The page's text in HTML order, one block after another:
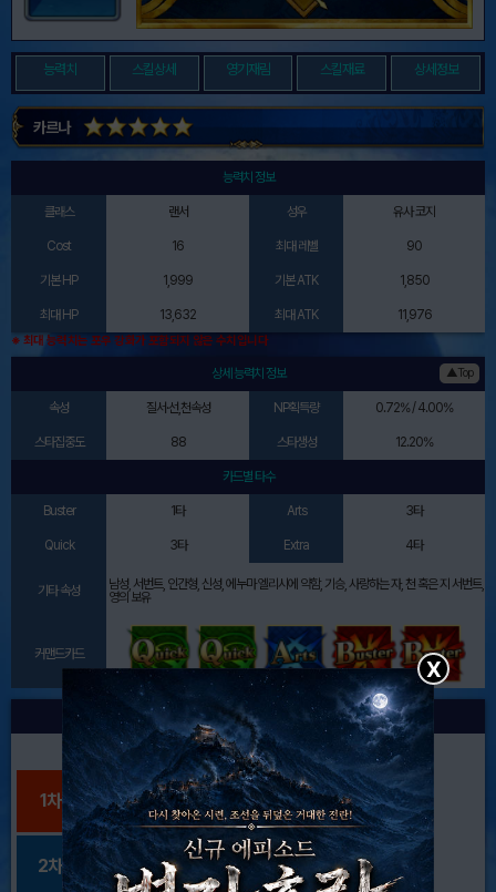
능력치 스킬상세 영기재림 스킬재료 상세정보
카르나
능력치 정보
클래스 랜서 성우 유사 코지
Cost 16 최대 레벨 90
기본 HP 1,999 기본 ATK 1,850
최대 HP 13,632 최대 ATK 11,976
※ 최대 능력치는 포우 강화가 포함되지 않은 수치입니다
상세 능력치 정보 ▲Top
속성 질서·선,천속성 NP획득량 0.72% / 4.00%
스타집중도 88 스타생성 12.20%
카드별 타수
Buster 1타 Arts 3타
Quick 3타 Extra 4타
기타 속성
남성, 서번트, 인간형, 신성, 에누마 엘리시에 약함, 기승, 사랑하는 자, 천 혹은 지 서번트,
영의 보유
커맨드카드
인게임 이미지
1차
2차
X